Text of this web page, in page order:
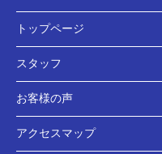
トップページ
スタッフ
お客様の声
アクセスマップ